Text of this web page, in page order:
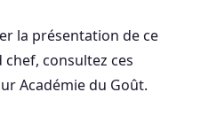
la présentation de ce
consultez ces
Académie du Goût.